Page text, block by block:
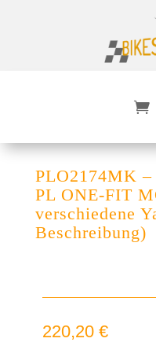
PLO2174MK
PL ONE-FIT
verschiedene
Beschreibung)
220,20 €